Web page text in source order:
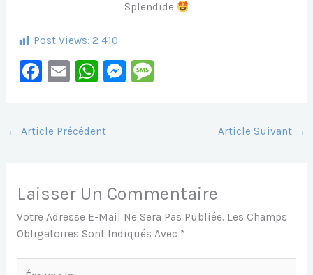
Splendide
Post Views: 2 410
F
E
O
K
E
L
W
S
P
P
M
G
Er
M
E
← Article Précédent Article Suivant →
Laisser Un Commentaire
Votre Adresse E-Mail Ne Sera Pas Publiée. Les Champs
Obligatoires Sont Indiqués Avec *
Écrivez